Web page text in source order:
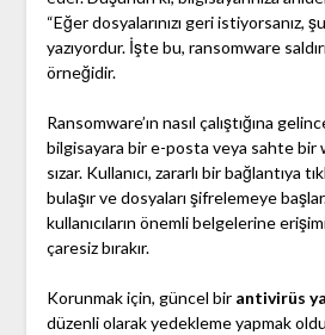
“Eğer dosyalarınızı geri istiyorsanız,
yazıyordur. İşte bu, ransomware
örneğidir.
Ransomware’ın nasıl çalıştığına
bilgisayara bir e-posta veya sahte bir
sızar. Kullanıcı, zararlı bir bağlantıya
bulaşır ve dosyaları şifrelemeye
kullanıcıların önemli belgelerine
çaresiz bırakır.
Korunmak için, güncel bir antivirüs
düzenli olarak yedekleme yapmak